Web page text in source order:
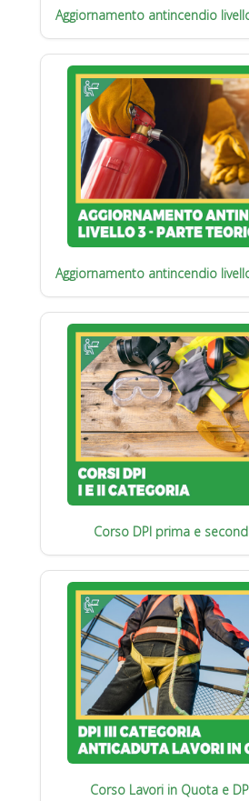
Aggiornamento antincendio
Aggiornamento antincendio
Corso DPI prima e
Corso Lavori in Quota e